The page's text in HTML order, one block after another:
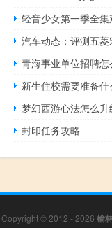
轻音少女第一季全集
青海事业单位招聘怎
新生住校需要准备什
梦幻西游心法怎么
封印任务攻略
Copyright © 2012 - 2026 榆